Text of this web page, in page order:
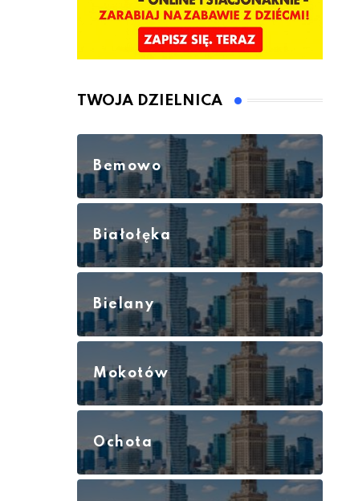
TWOJA DZIELNICA
Bemowo
Białołęka
Bielany
Mokotów
Ochota